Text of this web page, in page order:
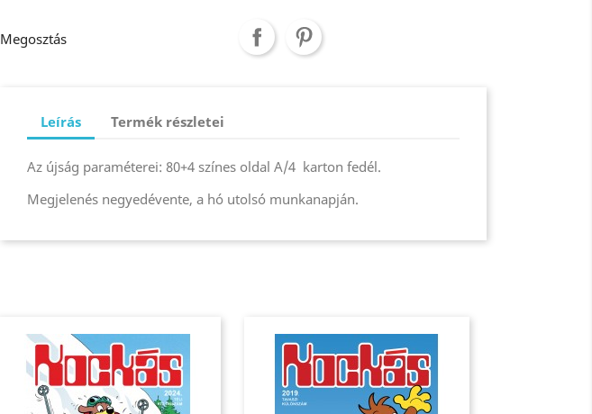
Megosztás
Leírás Termék részletei
Az újság paraméterei: 80+4 színes oldal A/4 karton fedél.
Megjelenés negyedévente, a hó utolsó munkanapján.